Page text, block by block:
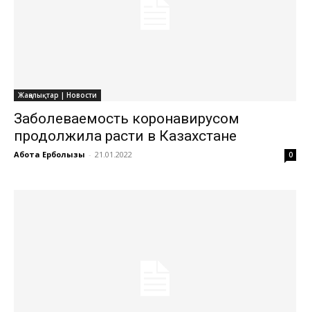
Жаңалықтар | Новости
Заболеваемость коронавирусом
продолжила расти в Казахстане
Ақбота Ерболқызы - 21.01.2022 0